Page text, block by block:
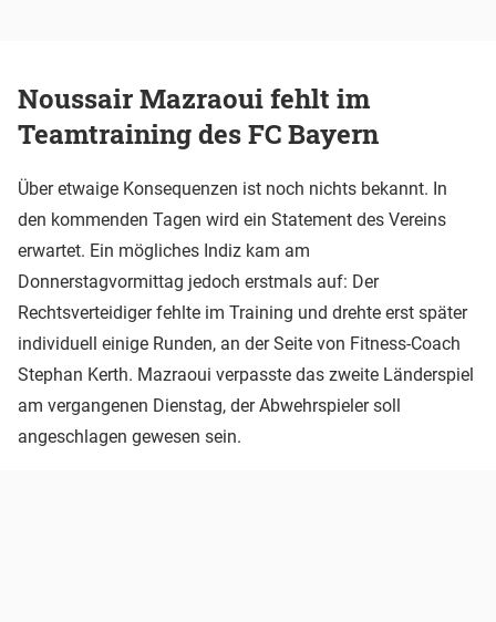
Noussair Mazraoui fehlt im
Teamtraining des FC Bayern
Über etwaige Konsequenzen ist noch nichts bekannt. In
den kommenden Tagen wird ein Statement des Vereins
erwartet. Ein mögliches Indiz kam am
Donnerstagvormittag jedoch erstmals auf: Der
Rechtsverteidiger fehlte im Training und drehte erst später
individuell einige Runden, an der Seite von Fitness-Coach
Stephan Kerth. Mazraoui verpasste das zweite Länderspiel
am vergangenen Dienstag, der Abwehrspieler soll
angeschlagen gewesen sein.